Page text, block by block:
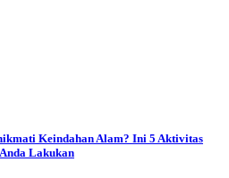
Keindahan Alam? Ini 5 Aktivitas
Lakukan